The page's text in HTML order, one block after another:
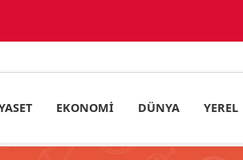
EKONOMI DÜNYA YEREL